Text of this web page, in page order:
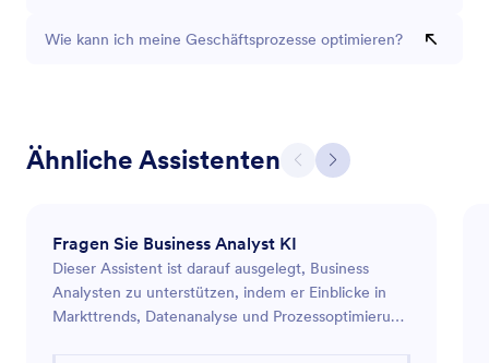
Wie kann ich meine Geschäftsprozesse optimieren?
Ähnliche Assistenten
Fragen Sie Business Analyst KI
Dieser Assistent ist darauf ausgelegt, Business
Analysten zu unterstützen, indem er Einblicke in
Markttrends, Datenanalyse und Prozessoptimierung